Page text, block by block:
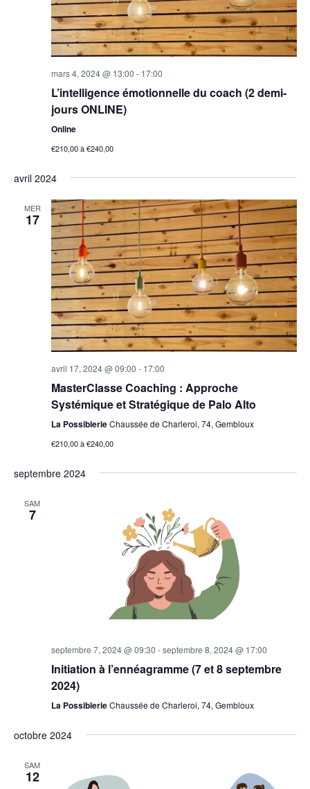
mars 4, 2024 @ 13:00 - 17:00
L’intelligence émotionnelle du coach (2 demi-
jours ONLINE)
Online
€210,00 à €240,00
avril 2024
MER
17
avril 17, 2024 @ 09:00 - 17:00
MasterClasse Coaching : Approche
Systémique et Stratégique de Palo Alto
La PossiblerieChaussée de Charleroi, 74, Gembloux
€210,00 à €240,00
septembre 2024
SAM
7
septembre 7, 2024 @ 09:30 -septembre 8, 2024 @ 17:00
Initiation à l’ennéagramme (7 et 8 septembre
2024)
La PossiblerieChaussée de Charleroi, 74, Gembloux
octobre 2024
SAM
12